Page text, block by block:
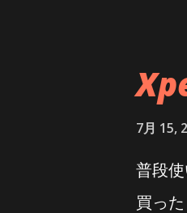
言う
ど ま
か、
7月 15,
普段
買っ